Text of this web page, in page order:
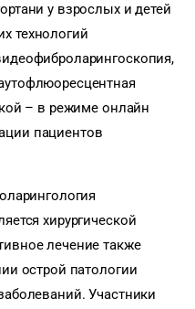
у взрослых и детей
технологий
– в режиме онлайн
пациентов
хирургической
лечение также
острой патологии
Участники